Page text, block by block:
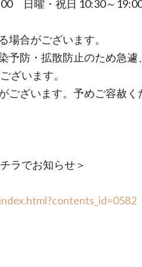
日曜・祝日 10:30～
合がございます。
予防・拡散防止のため急遽
ざいます。
ございます。予めご容赦く
ラでお知らせ＞